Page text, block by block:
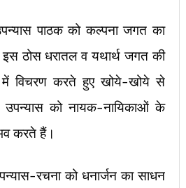
पाठक को कल्पना जगत का
ठोस धरातल व यथार्थ जगत की
में विचरण करते हुए खोये-खोये से
को नायक-नायिकाओं के
करते हैं।
रचना को धनार्जन का साधन